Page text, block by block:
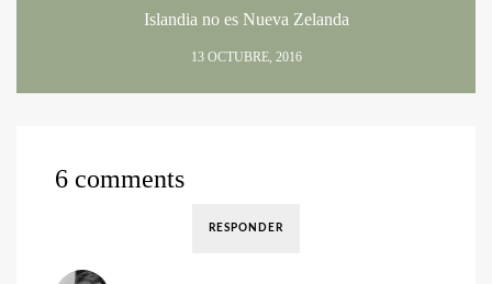
Islandia no es Nueva Zelanda
13 OCTUBRE, 2016
6 comments
RESPONDER